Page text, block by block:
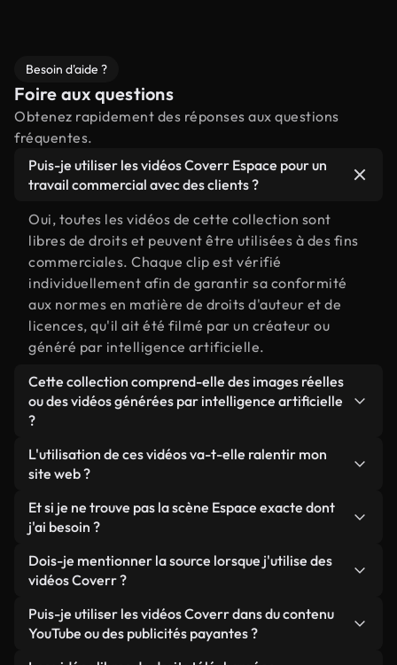
Besoin d'aide ?
Foire aux questions
Obtenez rapidement des réponses aux questions
fréquentes.
Puis-je utiliser les vidéos Coverr Espace pour un
travail commercial avec des clients ?
Oui, toutes les vidéos de cette collection sont
libres de droits et peuvent être utilisées à des fins
commerciales. Chaque clip est vérifié
individuellement afin de garantir sa conformité
aux normes en matière de droits d'auteur et de
licences, qu'il ait été filmé par un créateur ou
généré par intelligence artificielle.
Cette collection comprend-elle des images réelles
ou des vidéos générées par intelligence artificielle
?
Les deux. Il s'agit d'une bibliothèque hybride
composée de véritables images filmées par des
générées par IA. Chaque vidéo est clairement
identifiée afin que vous sachiez toujours ce que
vous utilisez.
L'utilisation de ces vidéos va-t-elle ralentir mon
site web ?
Sauf si vous choisissez nos versions optimisées.
Nous proposons des formats légers, prêts pour le
ils conservent une qualité élevée tout en
minimisant les temps de chargement et en
améliorant des indicateurs comme le LCP.
Et si je ne trouve pas la scène Espace exacte dont
j'ai besoin ?
Vous pouvez en créer une instantanément avec
Coverr AI Studio. Il vous suffit de décrire la scène,
Studio générera en quelques secondes une vidéo
personnalisée conforme à nos normes de licence.
Dois-je mentionner la source lorsque j'utilise des
vidéos Coverr ?
Aucune attribution n'est requise. Toutes les vidéos
de notre bibliothèque sont libres de droits et
Puis-je utiliser les vidéos Coverr dans du contenu
YouTube ou des publicités payantes ?
Oui. Toutes les séquences vidéo de Coverr peuvent